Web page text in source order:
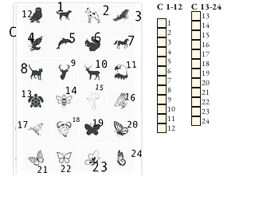
C 13-24
13
14
15
16
17
18
19
20
21
22
23
24
C 1-12
1
2
3
4
5
6
7
8
9
10
11
12